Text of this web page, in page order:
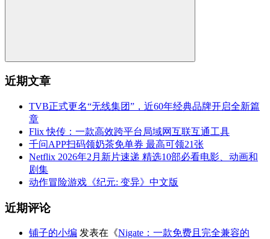
近期文章
TVB正式更名“无线集团”，近60年经典品牌开启全新篇
章
Flix 快传：一款高效跨平台局域网互联互通工具
千问APP扫码领奶茶免单券 最高可领21张
Netflix 2026年2月新片速递 精选10部必看电影、动画和
剧集
动作冒险游戏《纪元: 变异》中文版
近期评论
铺子的小编 发表在《Nigate：一款免费且完全兼容的